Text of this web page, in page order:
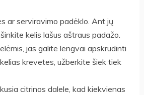
ar serviravimo padėklo. Ant jų
kelis lašus aštraus padažo.
jas galite lengvai apskrudinti
krevetes, užberkite šiek tiek
citrinos dalele, kad kiekvienas